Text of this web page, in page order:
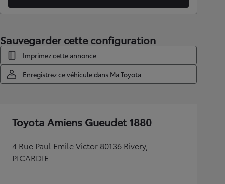
Sauvegarder cette configuration
Imprimez cette annonce
Enregistrez ce véhicule dans Ma Toyota
Toyota Amiens Gueudet 1880
4 Rue Paul Emile Victor 80136 Rivery,
PICARDIE